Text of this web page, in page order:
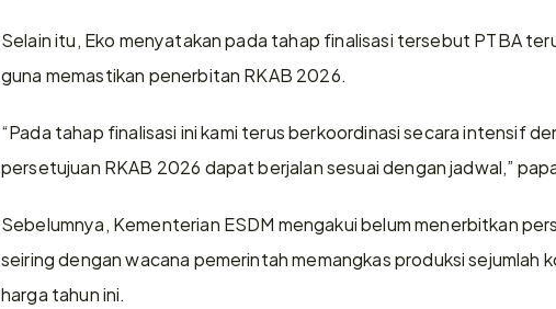
Selain itu, Eko menyatakan pada tahap finalisasi tersebut PTBA
guna memastikan penerbitan RKAB 2026.
“Pada tahap finalisasi ini kami terus berkoordinasi secara intensif
persetujuan RKAB 2026 dapat berjalan sesuai dengan jadwal,”
Sebelumnya, Kementerian ESDM mengakui belum menerbitkan
seiring dengan wacana pemerintah memangkas produksi sejumlah
harga tahun ini.